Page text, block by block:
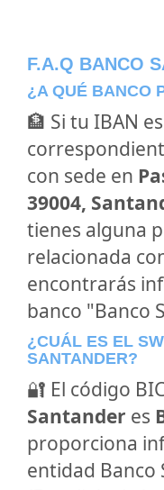
F.A.Q BANCO
¿A QUÉ BANCO
🏦 Si tu IBAN es
con sede en
39004,
tienes alguna
relacionada
encontrarás
banco "Banco
¿CUÁL ES EL
SANTANDER?
🔐 El código
Santander es
proporciona
entidad Banco